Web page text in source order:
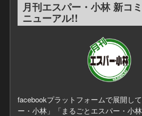
月刊エスパー・小林 新コ
ニューアル!!
facebookプラットフォームで展開し
ー・小林」「まるごとエスパー・小